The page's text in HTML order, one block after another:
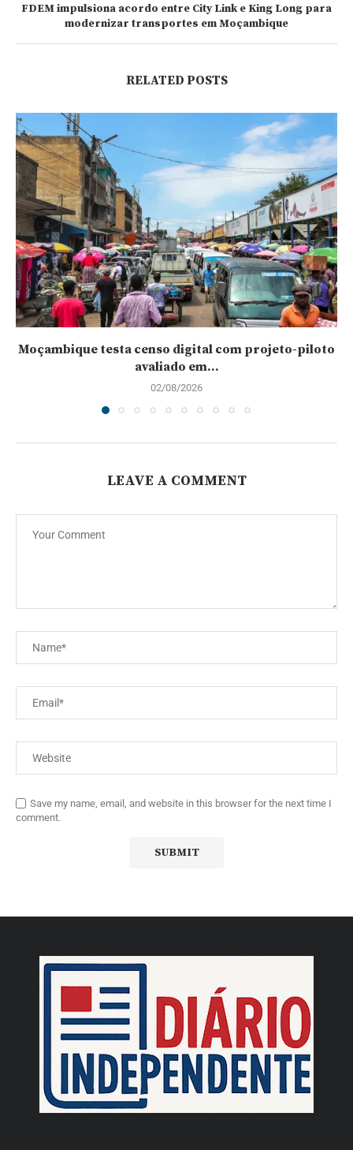
FDEM impulsiona acordo entre City Link e King Long para
modernizar transportes em Moçambique
RELATED POSTS
Moçambique testa censo digital com projeto-piloto
avaliado em...
02/08/2026
LEAVE A COMMENT
Save my name, email, and website in this browser for the next time I
comment.